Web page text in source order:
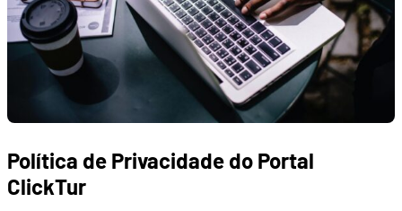
Política de Privacidade do Portal
ClickTur